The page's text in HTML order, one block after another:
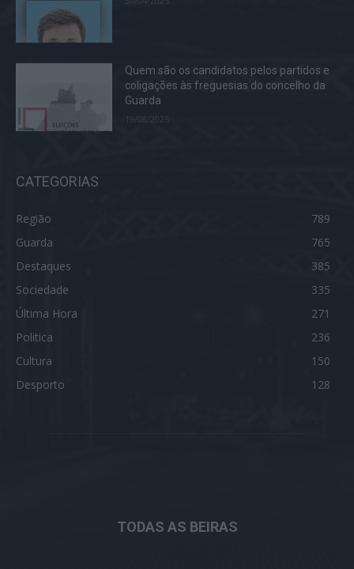
Quem são os candidatos pelos partidos e
coligações às freguesias do concelho da
Guarda
19/08/2025
CATEGORIAS
Região
789
Guarda
765
Destaques
385
Sociedade
335
Última Hora
271
Politica
236
Cultura
150
Desporto
128
TODAS AS BEIRAS